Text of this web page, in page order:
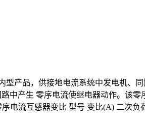
型产品，供接地电流系统中发电机、
中产生 零序电流使继电器动作。该
电流互感器变比 型号 变比(A) 二次